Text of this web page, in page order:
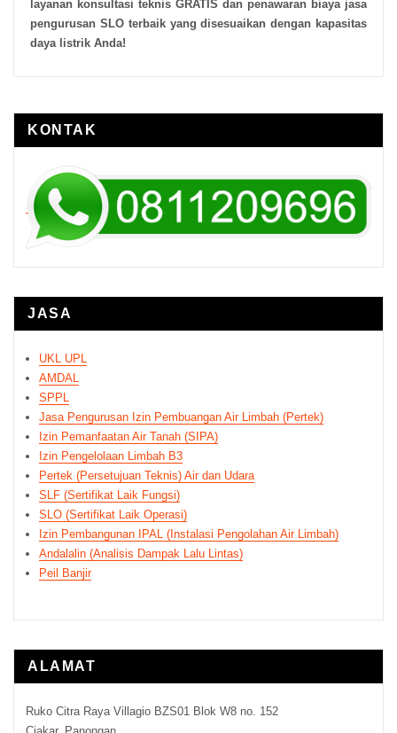
layanan konsultasi teknis GRATIS dan penawaran biaya jasa
pengurusan SLO terbaik yang disesuaikan dengan kapasitas
daya listrik Anda!
KONTAK
JASA
UKL UPL
AMDAL
SPPL
Jasa Pengurusan Izin Pembuangan Air Limbah (Pertek)
Izin Pemanfaatan Air Tanah (SIPA)
Izin Pengelolaan Limbah B3
Pertek (Persetujuan Teknis) Air dan Udara
SLF (Sertifikat Laik Fungsi)
SLO (Sertifikat Laik Operasi)
Izin Pembangunan IPAL (Instalasi Pengolahan Air Limbah)
Andalalin (Analisis Dampak Lalu Lintas)
Peil Banjir
ALAMAT
Ruko Citra Raya Villagio BZS01 Blok W8 no. 152